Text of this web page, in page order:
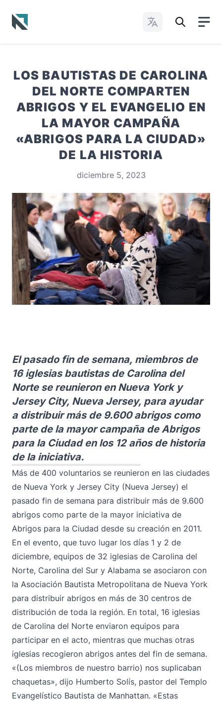
Cambiar idioma
LOS BAUTISTAS DE CAROLINA
DEL NORTE COMPARTEN
ABRIGOS Y EL EVANGELIO EN
LA MAYOR CAMPAÑA
«ABRIGOS PARA LA CIUDAD»
DE LA HISTORIA
diciembre 5, 2023
El pasado fin de semana, miembros de
16 iglesias bautistas de Carolina del
Norte se reunieron en Nueva York y
Jersey City, Nueva Jersey, para ayudar
a distribuir más de 9.600 abrigos como
parte de la mayor campaña de Abrigos
para la Ciudad en los 12 años de historia
de la iniciativa.
Más de 400 voluntarios se reunieron en las ciudades
de Nueva York y Jersey City (Nueva Jersey) el
pasado fin de semana para distribuir más de 9.600
abrigos como parte de la mayor iniciativa de
Abrigos para la Ciudad desde su creación en 2011.
En el evento, que tuvo lugar los días 1 y 2 de
diciembre, equipos de 32 iglesias de Carolina del
Norte, Carolina del Sur y Alabama se asociaron con
la Asociación Bautista Metropolitana de Nueva York
para distribuir abrigos en más de 30 centros de
distribución de toda la región. En total, 16 iglesias
de Carolina del Norte enviaron equipos para
participar en el acto, mientras que muchas otras
iglesias recogieron abrigos antes del fin de semana.
«(Los miembros de nuestro barrio) nos suplicaban
chaquetas», dijo Humberto Solís, pastor del Templo
Evangelístico Bautista de Manhattan. «Estas